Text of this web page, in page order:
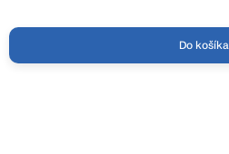
Do košíka